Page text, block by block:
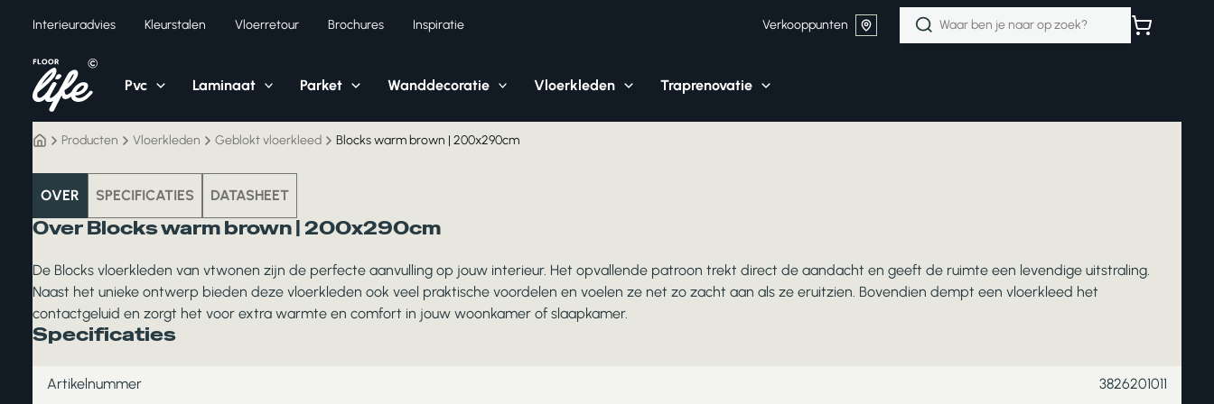
inhoud
Interieuradvies Kleurstalen Vloerretour Brochures Inspiratie Verkooppunten
Zoeken
naar:
Pvc Laminaat Parket Wanddecoratie Vloerkleden Traprenovatie
Producten Vloerkleden Geblokt vloerkleed Blocks warm brown | 200x290cm
vloerkleden
OVER SPECIFICATIES DATASHEET
Over Blocks warm brown | 200x290cm
De Blocks vloerkleden van vtwonen zijn de perfecte aanvulling op jouw interieur. Het opvallende patroon trekt direct de aandacht en geeft de ruimte een levendige uitstraling.
Naast het unieke ontwerp bieden deze vloerkleden ook veel praktische voordelen en voelen ze net zo zacht aan als ze eruitzien. Bovendien dempt een vloerkleed het
contactgeluid en zorgt het voor extra warmte en comfort in jouw woonkamer of slaapkamer.
Specificaties
Artikelnummer 3826201011